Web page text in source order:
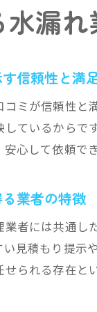
水漏
信頼性と満
ミが信頼性と
ているから
心して依頼で
業者の特徴
者には共通
見積もり提示
られる存在と